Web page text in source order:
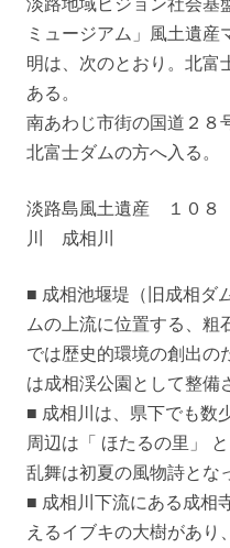
ミュージアム」風土遺
明は、次のとおり。北富
ある。
南あわじ市街の国道２８
北富士ダムの方へ入る。
淡路島風土遺産 １０８
川 成相川
■ 成相池堰堤（旧成相ダ
ムの上流に位置する、粗
では歴史的環境の創出の
は成相渓公園として整備
■ 成相川は、県下でも数
周辺は「 ほたるの里」
乱舞は初夏の風物詩とな
■ 成相川下流にある成相
えるイブキの大樹があり